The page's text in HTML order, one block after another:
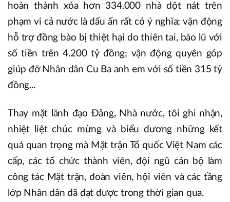
hoàn thành xóa hơn 334.000 nhà dột nát trên
phạm vi cả nước là dấu ấn rất có ý nghĩa; vận động
hỗ trợ đồng bào bị thiệt hại do thiên tai, bão lũ với
số tiền trên 4.200 tỷ đồng; vận động quyên góp
giúp đỡ Nhân dân Cu Ba anh em với số tiền 315 tỷ
đồng...
Thay mặt lãnh đạo Đảng, Nhà nước, tôi ghi nhận,
nhiệt liệt chúc mừng và biểu dương những kết
quả quan trọng mà Mặt trận Tổ quốc Việt Nam các
cấp, các tổ chức thành viên, đội ngũ cán bộ làm
công tác Mặt trận, đoàn viên, hội viên và các tầng
lớp Nhân dân đã đạt được trong thời gian qua.